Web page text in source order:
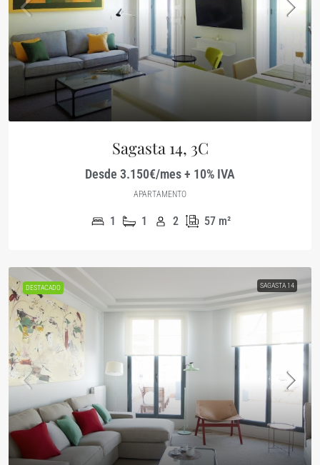
Sagasta 14, 3C
Desde 3.150€/mes + 10% IVA
APARTAMENTO
1 1 2 57 m²
DESTACADO SAGASTA 14